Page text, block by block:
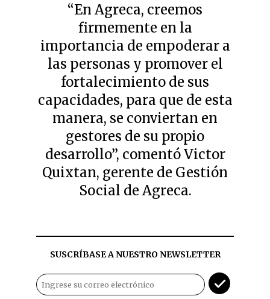
“En Agreca, creemos
firmemente en la
importancia de empoderar a
las personas y promover el
fortalecimiento de sus
capacidades, para que de esta
manera, se conviertan en
gestores de su propio
desarrollo”, comentó Victor
Quixtan, gerente de Gestión
Social de Agreca.
SUSCRÍBASE A NUESTRO NEWSLETTER